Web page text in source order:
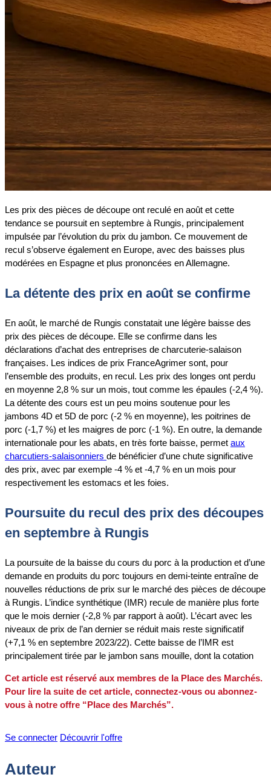
Les prix des pièces de découpe ont reculé en août et cette
tendance se poursuit en septembre à Rungis, principalement
impulsée par l’évolution du prix du jambon. Ce mouvement de
recul s’observe également en Europe, avec des baisses plus
modérées en Espagne et plus prononcées en Allemagne.
La détente des prix en août se confirme
En août, le marché de Rungis constatait une légère baisse des
prix des pièces de découpe. Elle se confirme dans les
déclarations d’achat des entreprises de charcuterie-salaison
françaises. Les indices de prix FranceAgrimer sont, pour
l’ensemble des produits, en recul. Les prix des longes ont perdu
en moyenne 2,8 % sur un mois, tout comme les épaules (-2,4 %).
La détente des cours est un peu moins soutenue pour les
jambons 4D et 5D de porc (-2 % en moyenne), les poitrines de
porc (-1,7 %) et les maigres de porc (-1 %). En outre, la demande
internationale pour les abats, en très forte baisse, permet aux
charcutiers-salaisonniers de bénéficier d’une chute significative
des prix, avec par exemple -4 % et -4,7 % en un mois pour
respectivement les estomacs et les foies.
Poursuite du recul des prix des découpes
en septembre à Rungis
La poursuite de la baisse du cours du porc à la production et d’une
demande en produits du porc toujours en demi-teinte entraîne de
nouvelles réductions de prix sur le marché des pièces de découpe
à Rungis. L’indice synthétique (IMR) recule de manière plus forte
que le mois dernier (-2,8 % par rapport à août). L’écart avec les
niveaux de prix de l’an dernier se réduit mais reste significatif
(+7,1 % en septembre 2023/22). Cette baisse de l’IMR est
principalement tirée par le jambon sans mouille, dont la cotation
Cet article est réservé aux membres de la Place des Marchés.
Pour lire la suite de cet article, connectez-vous ou abonnez-
vous à notre offre “Place des Marchés”.
Se connecter Découvrir l'offre
Auteur